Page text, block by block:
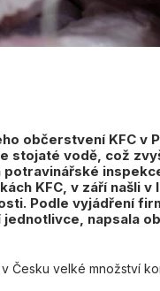
občerstvení KFC v
stojaté vodě, což
KFC, v září našli
Podle vyjádření
napsala
Česku velké množství